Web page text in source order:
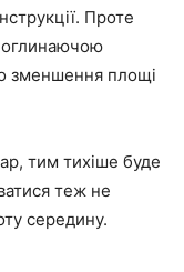
Проте
зменшення площі
тим тихіше буде
теж не
середину.